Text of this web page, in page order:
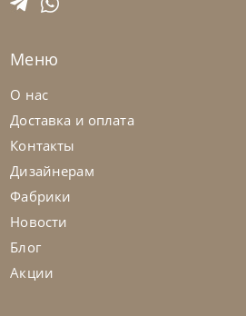
Меню
О нас
Доставка и оплата
Контакты
Дизайнерам
Фабрики
Новости
Блог
Акции